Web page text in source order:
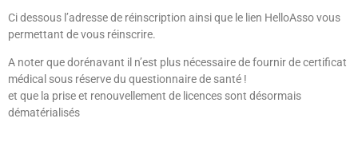
Ci dessous l’adresse de réinscription ainsi que le lien HelloAsso vous
permettant de vous réinscrire.
A noter que dorénavant il n’est plus nécessaire de fournir de certificat
médical sous réserve du questionnaire de santé !
et que la prise et renouvellement de licences sont désormais
dématérialisés